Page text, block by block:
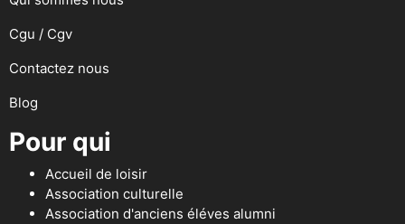
Cgu / Cgv
Contactez nous
Blog
Pour qui
Accueil de loisir
Association culturelle
Association d'anciens éléves alumni